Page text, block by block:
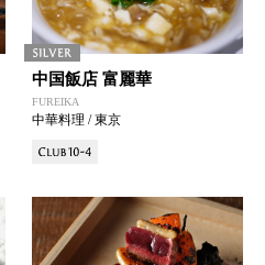
中国飯店 富麗華
FUREIKA
中華料理 / 東京